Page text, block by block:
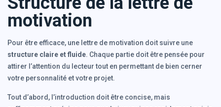
motivation
Pour être efficace, une lettre de motivation doit suivre une
structure claire et fluide. Chaque partie doit être pensée pour
attirer l’attention du lecteur tout en permettant de bien cerner
votre personnalité et votre projet.
Tout d’abord, l’introduction doit être concise, mais